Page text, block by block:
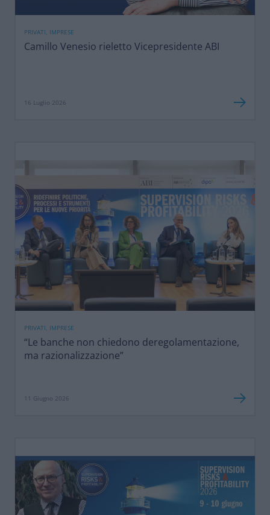
PRIVATI, IMPRESE
Camillo Venesio rieletto Vicepresidente ABI
16 Luglio 2026
PRIVATI, IMPRESE
“Le banche non chiedono deregolamentazione,
ma razionalizzazione”
11 Giugno 2026